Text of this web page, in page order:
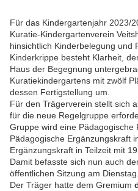
Für das Kindergartenjahr 2023/
Kuratie-Kindergartenverein
hinsichtlich Kinderbelegung und
Kinderkrippe besteht Klarheit,
Haus der Begegnung
Kuratiekindergartens mit zwölf
dessen Fertigstellung um.
Für den Trägerverein stellt sich
für die neue Regelgruppe
Gruppe wird eine Pädagogische
Pädagogische Ergänzungskraft
Ergänzungskraft in Teilzeit mit
Damit befasste sich nun auch
öffentlichen Sitzung am Dienstag.
Der Träger hatte dem Gremium